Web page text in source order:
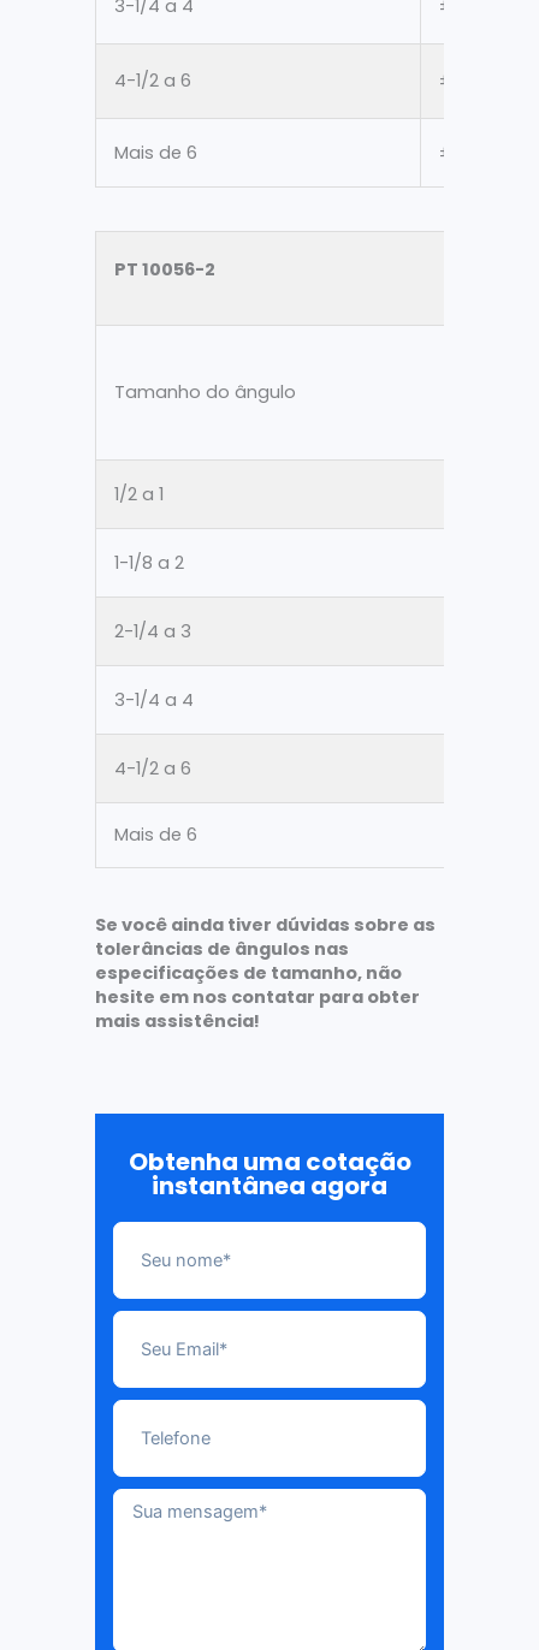
3-1/4 a 4 ±3mm
4-1/2 a 6 ±3mm
Mais de 6 ±3mm
PT 10056-2
Tamanho do ângulo
1/2 a 1
1-1/8 a 2
2-1/4 a 3
3-1/4 a 4
4-1/2 a 6
Mais de 6
Se você ainda tiver dúvidas sobre as
tolerâncias de ângulos nas
especificações de tamanho, não
hesite em nos contatar para obter
mais assistência!
Obtenha uma cotação
instantânea agora